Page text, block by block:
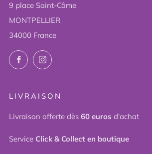
9 place Saint-Côme
MONTPELLIER
34000 France
FacebookInstagram
LIVRAISON
Livraison offerte dès 60 euros d'achat
Service Click & Collect en boutique